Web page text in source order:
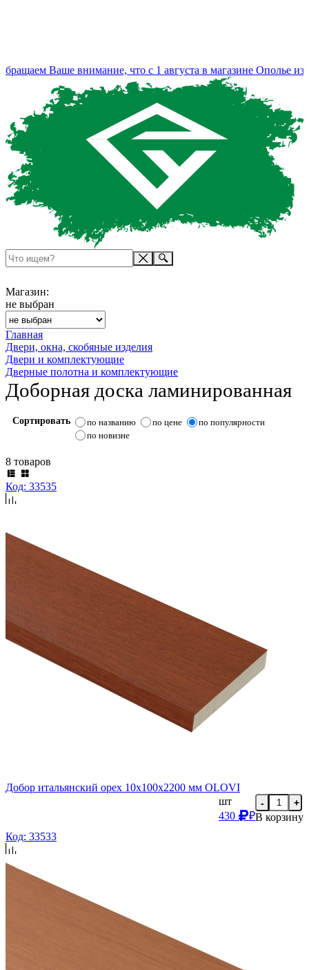
Ваше внимание, что с 1 августа в магазине Ополье
Магазин:
не выбран
Главная
Двери, окна, скобяные изделия
Двери и комплектующие
Дверные полотна и комплектующие
Доборная доска ламинированная
Сортировать по названию по цене
по популярности
по новизне
8 товаров
Код: 33535
Добор итальянский орех 10х100х2200 мм OLOVI
шт
430
₽
- +
В корзину
Код: 33533